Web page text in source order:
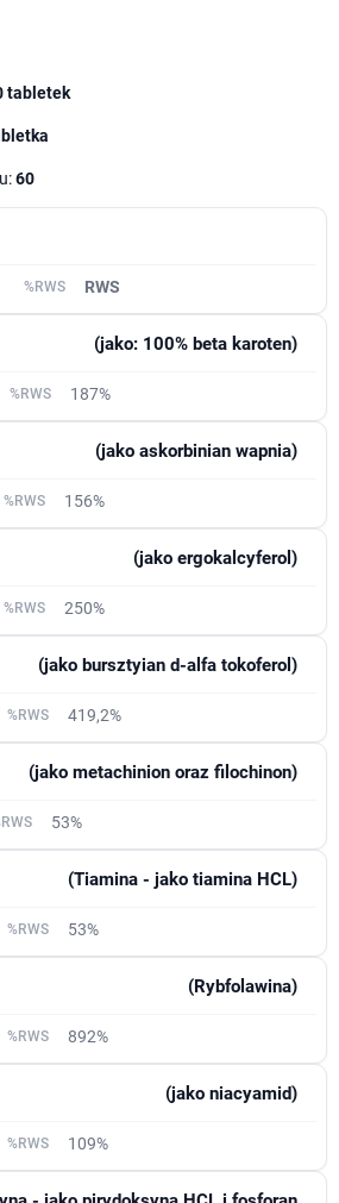
tabletek
60
RWS
(jako: 100% beta karoten)
187%
(jako askorbinian wapnia)
156%
(jako ergokalcyferol)
250%
(jako bursztyian d-alfa tokoferol)
419,2%
(jako metachinion oraz filochinon)
53%
(Tiamina - jako tiamina HCL)
53%
(Rybfolawina)
892%
(jako niacyamid)
109%